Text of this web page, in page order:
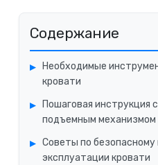
Содержание
Необходимые
кровати
Пошаговая инструкция
подъемным механизмом
Советы по безопасному
эксплуатации кровати